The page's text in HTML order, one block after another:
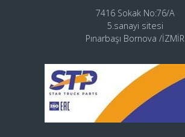
7416 Sokak No:76/A
5.sanayi sitesi
Pınarbaşı Bornova /İZMİR